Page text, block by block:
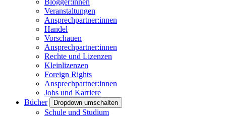
Blogger:innen
Veranstaltungen
Ansprechpartner:innen
Handel
Vorschauen
Ansprechpartner:innen
Rechte und Lizenzen
Kleinlizenzen
Foreign Rights
Ansprechpartner:innen
Jobs und Karriere
Bücher
Dropdown umschalten
Schule und Studium